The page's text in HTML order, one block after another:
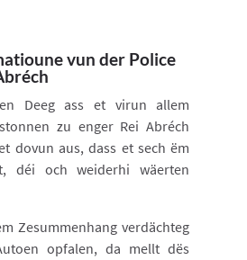
vun der Police
Deeg ass et virun allem
zu enger Rei Abréch
dovun aus, dass et sech ëm
déi och weiderhi wäerten
Zesummenhang verdächteg
opfalen, da mellt dës